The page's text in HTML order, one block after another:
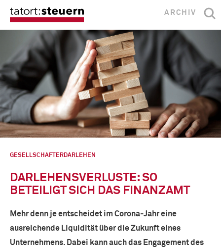
ARCHIV
GESELLSCHAFTERDARLEHEN
DARLEHENSVERLUSTE: SO
BETEILIGT SICH DAS FINANZAMT
Mehr denn je entscheidet im Corona-Jahr eine
ausreichende Liquidität über die Zukunft eines
Unternehmens. Dabei kann auch das Engagement des